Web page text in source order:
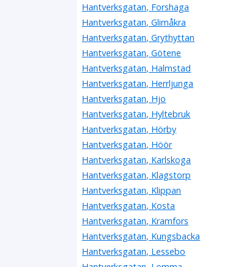
Hantverksgatan, Forshaga
Hantverksgatan, Glimåkra
Hantverksgatan, Grythyttan
Hantverksgatan, Götene
Hantverksgatan, Halmstad
Hantverksgatan, Herrljunga
Hantverksgatan, Hjo
Hantverksgatan, Hyltebruk
Hantverksgatan, Hörby
Hantverksgatan, Höör
Hantverksgatan, Karlskoga
Hantverksgatan, Klagstorp
Hantverksgatan, Klippan
Hantverksgatan, Kosta
Hantverksgatan, Kramfors
Hantverksgatan, Kungsbacka
Hantverksgatan, Lessebo